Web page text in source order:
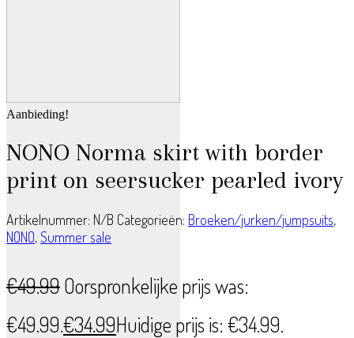
Aanbieding!
NONO Norma skirt with border
print on seersucker pearled ivory
Artikelnummer: N/B Categorieën: Broeken/jurken/jumpsuits,
NONO,Summer sale
€49.99Oorspronkelijke prijs was:
€49.99.€34.99Huidige prijs is: €34.99.